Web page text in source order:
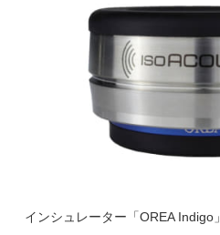
インシュレーター「OREA Indigo」